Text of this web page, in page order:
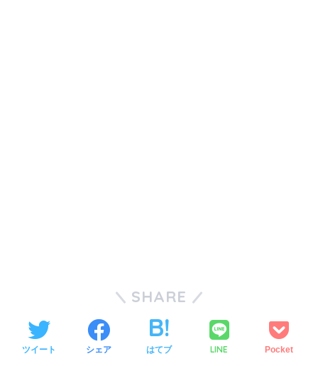
SHARE
ツイート シェア はてブ LINE Pocket